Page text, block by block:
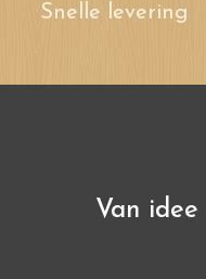
Snelle levering
Van